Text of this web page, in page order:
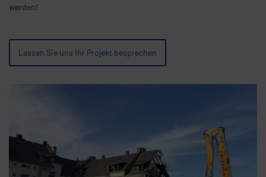
werden!
Lassen Sie uns Ihr Projekt besprechen